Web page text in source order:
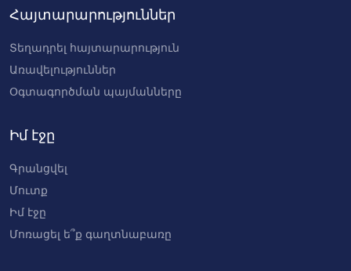
Հայտարարություններ
Տեղադրել հայտարարություն
Առավելություններ
Օգտագործման պայմանները
Իմ էջը
Գրանցվել
Մուտք
Իմ էջը
Մոռացել ե՞ք գաղտնաբառը